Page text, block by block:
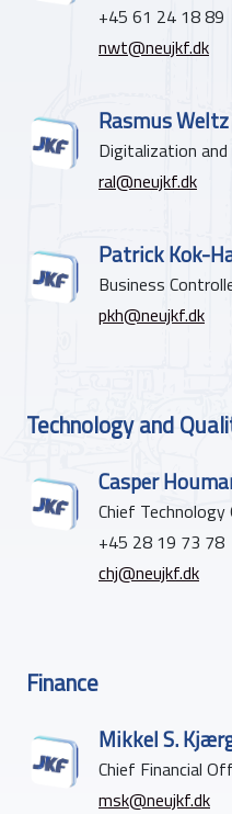
+45 61 24 18 89
nwt@neujkf.dk
Rasmus
Digitalization
ral@neujkf.dk
Patrick Kok-
Business
pkh@neujkf.dk
Technology and
Casper
Chief Technology
+45 28 19 73 78
chj@neujkf.dk
Finance
Mikkel S.
Chief Financial
msk@neujkf.dk